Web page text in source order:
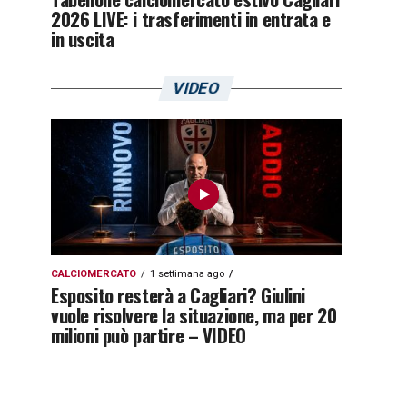
2026 LIVE: i trasferimenti in entrata e
in uscita
VIDEO
CALCIOMERCATO 1 settimana ago
Esposito resterà a Cagliari? Giulini
vuole risolvere la situazione, ma per 20
milioni può partire – VIDEO